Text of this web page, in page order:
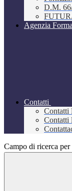
D.M.
Agenzia
Contatti
Contatti
Contatti
Campo di ricerca